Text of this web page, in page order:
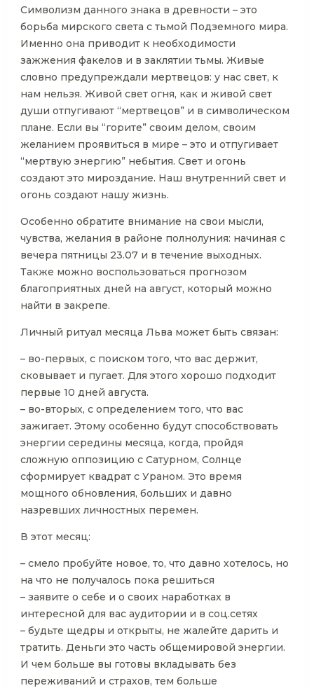
Символизм данного знака в древности – это
борьба мирского света с тьмой Подземного мира.
Именно она приводит к необходимости
зажжения факелов и в заклятии тьмы. Живые
словно предупреждали мертвецов: у нас свет, к
нам нельзя. Живой свет огня, как и живой свет
души отпугивают “мертвецов” и в символическом
плане. Если вы “горите” своим делом, своим
желанием проявиться в мире – это и отпугивает
“мертвую энергию” небытия. Свет и огонь
создают это мироздание. Наш внутренний свет и
огонь создают нашу жизнь.
Особенно обратите внимание на свои мысли,
чувства, желания в районе полнолуния: начиная с
вечера пятницы 23.07 и в течение выходных.
Также можно воспользоваться прогнозом
благоприятных дней на август, который можно
найти в закрепе.
Личный ритуал месяца Льва может быть связан:
– во-первых, с поиском того, что вас держит,
сковывает и пугает. Для этого хорошо подходит
первые 10 дней августа.
– во-вторых, с определением того, что вас
зажигает. Этому особенно будут способствовать
энергии середины месяца, когда, пройдя
сложную оппозицию с Сатурном, Солнце
сформирует квадрат с Ураном. Это время
мощного обновления, больших и давно
назревших личностных перемен.
В этот месяц:
– смело пробуйте новое, то, что давно хотелось, но
на что не получалось пока решиться
– заявите о себе и о своих наработках в
интересной для вас аудитории и в соц.сетях
– будьте щедры и открыты, не жалейте дарить и
тратить. Деньги это часть общемировой энергии.
И чем больше вы готовы вкладывать без
переживаний и страхов, тем больше